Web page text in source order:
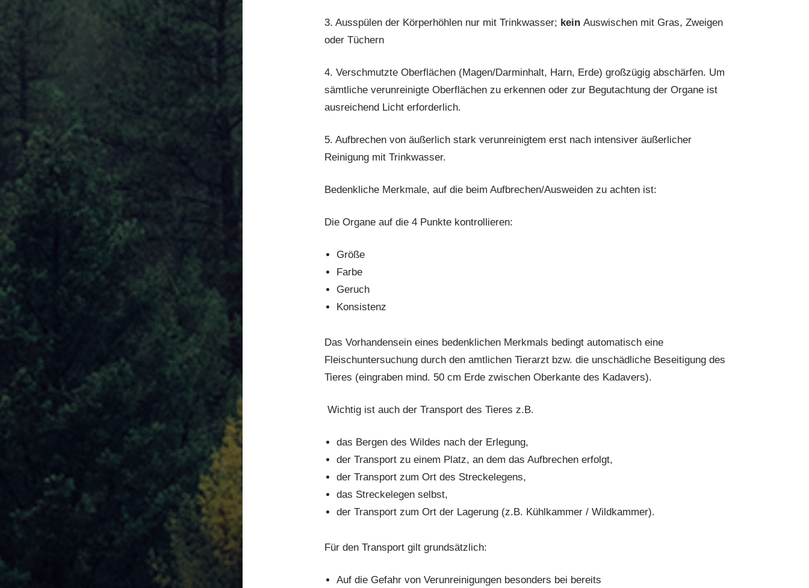
3. Ausspülen der Körperhöhlen nur mit Trinkwasser; kein Auswischen mit Gras, Zweigen
oder Tüchern
4. Verschmutzte Oberflächen (Magen/Darminhalt, Harn, Erde) großzügig abschärfen. Um
sämtliche verunreinigte Oberflächen zu erkennen oder zur Begutachtung der Organe ist
ausreichend Licht erforderlich.
5. Aufbrechen von äußerlich stark verunreinigtem erst nach intensiver äußerlicher
Reinigung mit Trinkwasser.
Bedenkliche Merkmale, auf die beim Aufbrechen/Ausweiden zu achten ist:
Die Organe auf die 4 Punkte kontrollieren:
Größe
Farbe
Geruch
Konsistenz
Das Vorhandensein eines bedenklichen Merkmals bedingt automatisch eine
Fleischuntersuchung durch den amtlichen Tierarzt bzw. die unschädliche Beseitigung des
Tieres (eingraben mind. 50 cm Erde zwischen Oberkante des Kadavers).
Wichtig ist auch der Transport des Tieres z.B.
das Bergen des Wildes nach der Erlegung,
der Transport zu einem Platz, an dem das Aufbrechen erfolgt,
der Transport zum Ort des Streckelegens,
das Streckelegen selbst,
der Transport zum Ort der Lagerung (z.B. Kühlkammer / Wildkammer).
Für den Transport gilt grundsätzlich:
Auf die Gefahr von Verunreinigungen besonders bei bereits